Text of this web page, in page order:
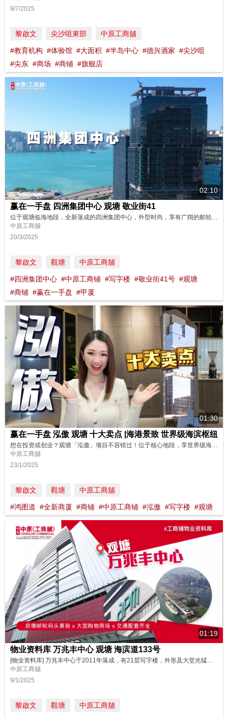
9/7/2025
黎啟文 尖沙咀東部 中原工商舖
#教育机构 #体验馆 #大面积 #半岛中心 #德兴酒家 #尖沙咀⁠
#尖东 #商场 #商铺 #旗舰店
02:10
赢在一手盘 四洲集团中心 观塘 敬业街41
中原工商舖
20/3/2025
黎啟文 觀塘 中原工商舖
#四洲集团中心 #中原工商铺 #写字楼 #敬业街41号 #观塘
#商铺 #赢在一手盘 #甲厦
01:30
赢在一手盘 泓傲 观塘 十大卖点 |海港景致 世界级海滨枢纽
想在投资或创业？观塘「泓傲」项目不容错过！位于核心地段，享世界级海滨枢纽优势，部分享有海港景致等，立即看它的十大卖点！ 请即联络中原(工商舖)了解更多详情！ https://bit.ly/oirFH32HTR 物业编号 : 32HTR 广告日期 : 23/1/2025 物业成交持续更新，销售状态以中原(工商铺)网站资讯为准。
中原工商舖
23/1/2025
黎啟文 觀塘 中原工商舖
#鸿图道 #全新商厦 #商铺 #中原工商铺 #泓傲 #写字楼 #观塘
01:19
物业资料库 万兆丰中心 观塘 海滨道133号
[物业资料库] 万兆丰中心于2011年落成，有21层写字楼，外形及大堂光猛簇新。大部分单位外望观塘海滨花园及启德邮轮码头。邻近 #牛头角港铁站 ，亦有不少巴士路线，交通配套齐全。附近亦有民生食肆及商铺，配套一应俱全。立即了解更多详细资料。 https://oir.centanet.com/zh-cn/property/office/kl-kwun-tong-mg-tower/detail/336...
中原工商舖
9/1/2025
黎啟文 觀塘 中原工商舖